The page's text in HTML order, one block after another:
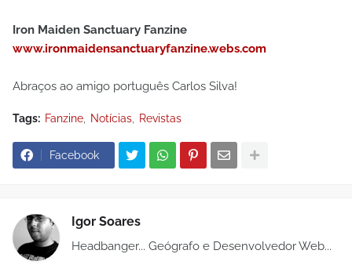
Iron Maiden Sanctuary Fanzine
www.ironmaidensanctuaryfanzine.webs.com
Abraços ao amigo português Carlos Silva!
Tags: Fanzine Notícias Revistas
Facebook
Igor Soares
Headbanger... Geógrafo e Desenvolvedor Web...